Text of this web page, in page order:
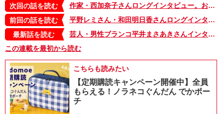
次回の話を読む
作家・西加奈子さんロングインタビュー。お母さんがすべて、とは絶対思わないでほしい【後編】
前回の話を読む
平野レミさん・和田明日香さんロングインタビュー。我が家の伝統は「やりたいことをどんどんやれ」【後編】
最新話を読む
芸人・男性ブランコ平井まさあきさんインタビュー「『そのままやってたら順番が回ってくるやろ』芸人仲間の何気ない一言に救われてきたから、頑張れる」
この連載を最初から読む
こちらも読みたい
【定期購読キャンペーン開催中】全員
もらえる！ノラネコぐんだん でかポー
チ